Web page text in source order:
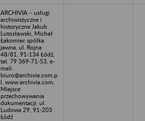
ARCHIVIA – usługi
archiwistyczne i
historyczne Jakub
Lutosławski, Michał
Łakomiec spółka
jawna, ul. Rojna
48/81, 91-134 Łódź,
tel. 79 369-71-53, e-
mail:
biuro@archivia.com.p
l, www.archivia.com.
Miejsce
przechowywania
dokumentacji: ul.
Ludowa 29, 91-203
Łódź